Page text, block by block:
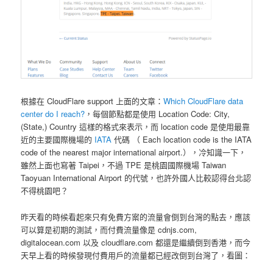
根據在 CloudFlare support 上面的文章：Which CloudFlare data
center do I reach? ，每個節點都是使用 Location Code: City,
(State,) Country 這樣的格式來表示，而 location code 是使用最靠
近的主要國際機場的 IATA 代碼 （ Each location code is the IATA
code of the nearest major international airport.），冷知識一下，
雖然上面也寫著 Taipei，不過 TPE 是桃園國際機場 Taiwan
Taoyuan International Airport 的代號，也許外國人比較認得台北認
不得桃園吧？
昨天看的時候看起來只有免費方案的流量會倒到台灣的點去，應該
可以算是初期的測試，而付費流量像是 cdnjs.com,
digitalocean.com 以及 cloudflare.com 都還是繼續倒到香港，而今
天早上看的時候發現付費用戶的流量都已經改倒到台灣了，看圖：